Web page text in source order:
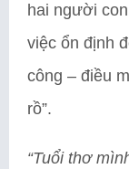
hai người
việc ổn định
công – điều
rồ”.
“Tuổi thơ